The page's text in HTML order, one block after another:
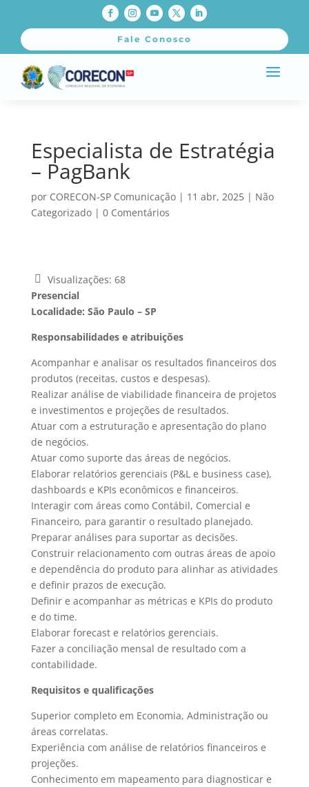
Fale Conosco
Especialista de Estratégia
– PagBank
por CORECON-SP Comunicação| 11 abr, 2025| Não
Categorizado| 0 Comentários
Visualizações: 68
Presencial
Localidade: São Paulo – SP
Responsabilidades e atribuições
Acompanhar e analisar os resultados financeiros dos
produtos (receitas, custos e despesas).
Realizar análise de viabilidade financeira de projetos
e investimentos e projeções de resultados.
Atuar com a estruturação e apresentação do plano
de negócios.
Atuar como suporte das áreas de negócios.
Elaborar relatórios gerenciais (P&L e business case),
dashboards e KPIs econômicos e financeiros.
Interagir com áreas como Contábil, Comercial e
Financeiro, para garantir o resultado planejado.
Preparar análises para suportar as decisões.
Construir relacionamento com outras áreas de apoio
e dependência do produto para alinhar as atividades
e definir prazos de execução.
Definir e acompanhar as métricas e KPIs do produto
e do time.
Elaborar forecast e relatórios gerenciais.
Fazer a conciliação mensal de resultado com a
contabilidade.
Requisitos e qualificações
Superior completo em Economia, Administração ou
áreas correlatas.
Experiência com análise de relatórios financeiros e
projeções.
Conhecimento em mapeamento para diagnosticar e